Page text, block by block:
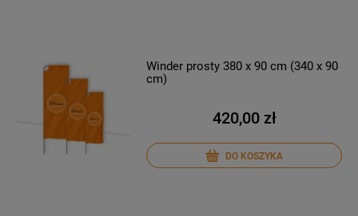
Winder prosty 380 x 90 cm (340 x 90
cm)
420,00 zł
DO KOSZYKA